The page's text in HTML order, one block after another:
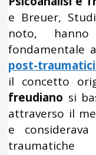
e Breuer,
noto,
fondamentale
post-traumatici
il concetto
freudiano si
attraverso il
e